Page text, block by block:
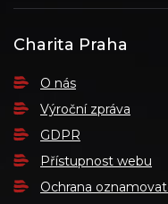
Charita Praha
O nás
Výroční zpráva
GDPR
Přístupnost webu
Ochrana